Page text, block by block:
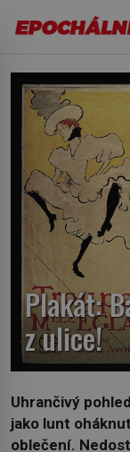
Plakát:
z ulice!
Uhrančivý
jako lunt
oblečení.